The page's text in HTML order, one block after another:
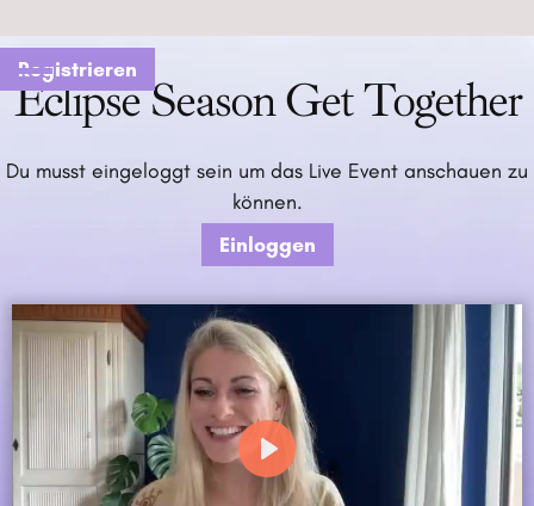
Registrieren
Eclipse Season Get Together
Du musst eingeloggt sein um das Live Event anschauen zu
können.
Einloggen